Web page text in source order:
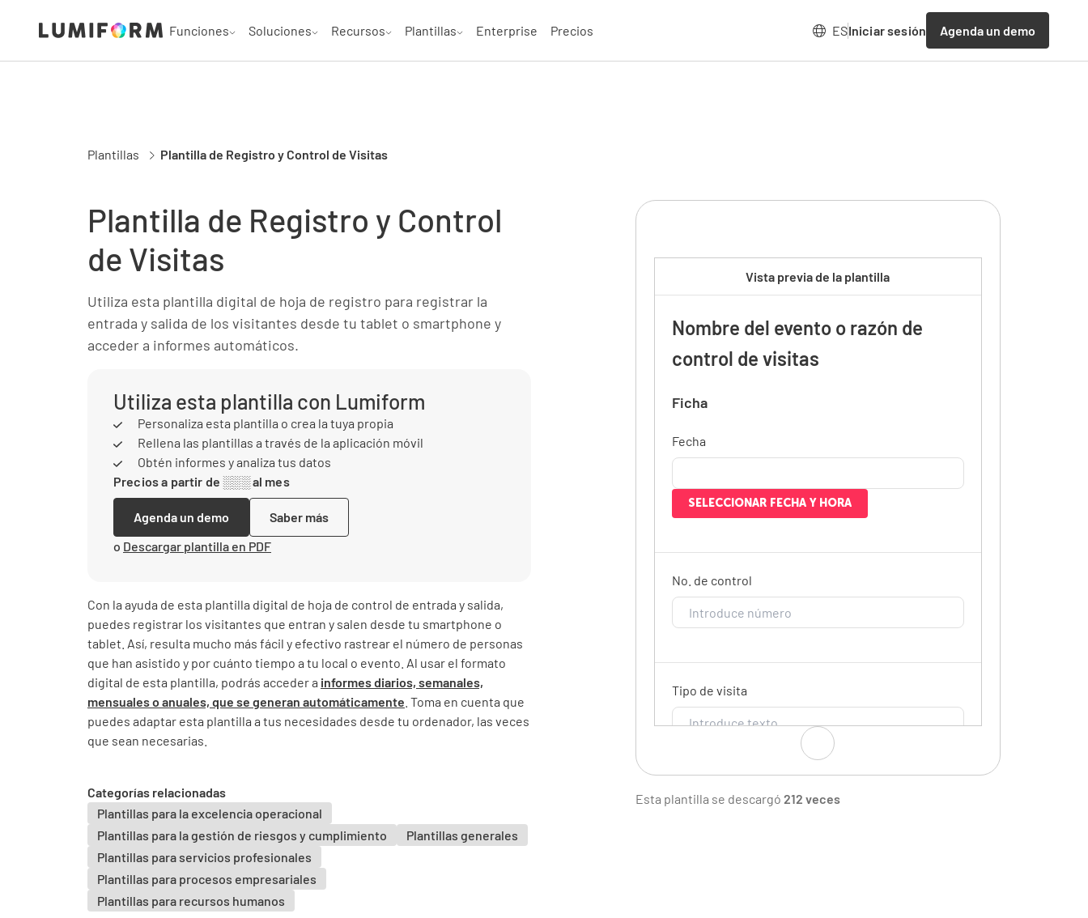
Funciones Soluciones Recursos Plantillas Enterprise Precios ESIniciar sesión Agenda un demo
Plantillas Plantilla de Registro y Control de Visitas
Plantilla de Registro y Control
de Visitas
Utiliza esta plantilla digital de hoja de registro para registrar la
entrada y salida de los visitantes desde tu tablet o smartphone y
acceder a informes automáticos.
Utiliza esta plantilla con Lumiform
Personaliza esta plantilla o crea la tuya propia
Rellena las plantillas a través de la aplicación móvil
Obtén informes y analiza tus datos
Precios a partir de ░░░ al mes
Agenda un demo
Saber más
o Descargar plantilla en PDF
Con la ayuda de esta plantilla digital de hoja de control de entrada y salida,
puedes registrar los visitantes que entran y salen desde tu smartphone o
tablet. Así, resulta mucho más fácil y efectivo rastrear el número de personas
que han asistido y por cuánto tiempo a tu local o evento. Al usar el formato
digital de esta plantilla, podrás acceder a informes diarios, semanales,
mensuales o anuales, que se generan automáticamente . Toma en cuenta que
puedes adaptar esta plantilla a tus necesidades desde tu ordenador, las veces
que sean necesarias.
Categorías relacionadas
Plantillas para la excelencia operacional
Plantillas para la gestión de riesgos y cumplimiento
Plantillas generales
Plantillas para servicios profesionales
Plantillas para procesos empresariales
Plantillas para recursos humanos
Vista previa de la plantilla
Nombre del evento o razón de
control de visitas
Ficha
Fecha
SELECCIONAR FECHA Y HORA
No. de control
Tipo de visita
Información general del visitante
Esta plantilla se descargó 212 veces